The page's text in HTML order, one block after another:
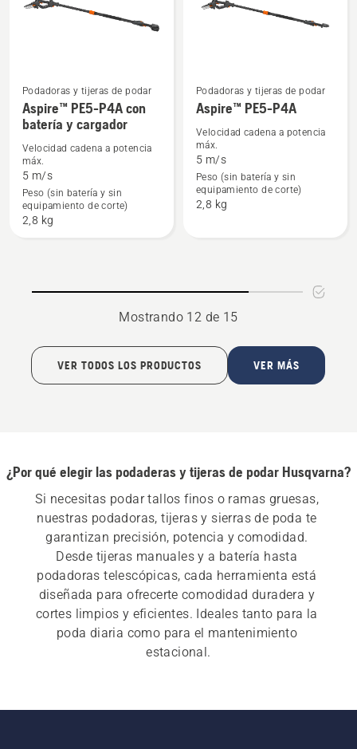
cargador
Ver
más
detalles
sobre
Aspire™
PE5-
P4A
Podadoras y tijeras de podar
Aspire™ PE5-P4A con
batería y cargador
Velocidad cadena a potencia
máx.
5 m/s
Peso (sin batería y sin
equipamiento de corte)
2,8 kg
Ver
más
detalles
sobre
Aspire™
PE5-
Podadoras y tijeras de podar
Aspire™ PE5-P4A
Velocidad cadena a potencia
máx.
5 m/s
Peso (sin batería y sin
equipamiento de corte)
2,8 kg
Mostrando 12 de 15
VER TODOS LOS PRODUCTOS VER MÁS
¿Por qué elegir las podaderas y tijeras de podar Husqvarna?
Si necesitas podar tallos finos o ramas gruesas,
nuestras podadoras, tijeras y sierras de poda te
garantizan precisión, potencia y comodidad.
Desde tijeras manuales y a batería hasta
podadoras telescópicas, cada herramienta está
diseñada para ofrecerte comodidad duradera y
cortes limpios y eficientes. Ideales tanto para la
poda diaria como para el mantenimiento
estacional.